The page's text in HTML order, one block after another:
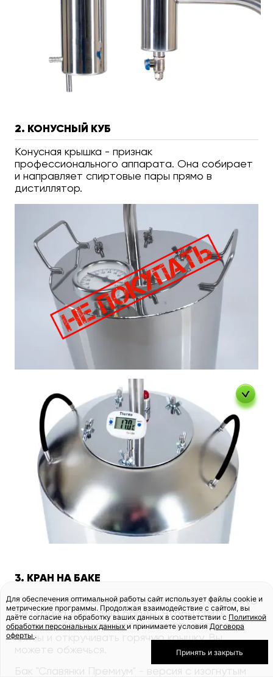
2. КОНУСНЫЙ КУБ
Конусная крышка - признак
профессионального аппарата. Она собирает
и направляет спиртовые пары прямо в
дистиллятор.
3. КРАН НА БАКЕ
У аналогов "Славянки Премиум" перегонный куб
без крана для слива барды. Чтобы слить
кипящую брагу, придется снимать аппарат с
плиты и откручивать горячую крышку. Вы
можете обжечься.
Бак "Славянки Премиум" - версия с изогнутым
Для обеспечения оптимальной работы сайт использует файлы cookie и
метрические программы. Продолжая взаимодействие с сайтом, вы
даёте согласие на обработку ваших данных в соответствии с Политикой
обработки персональных данныхи принимаете условияДоговора
оферты.
Принять и закрыть